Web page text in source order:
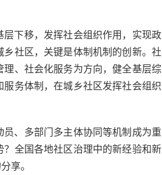
下移，发挥社会组织作用，实现政
社区，关键是体制机制的创新。社
、社会化服务为方向，健全基层综
务体制，在城乡社区发挥社会组织
、多部门多主体协同等机制成为重
全国各地社区治理中的新经验和新
享。